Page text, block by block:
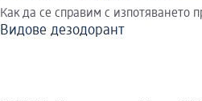
Как да се справим с изпотяването
Видове дезодорант